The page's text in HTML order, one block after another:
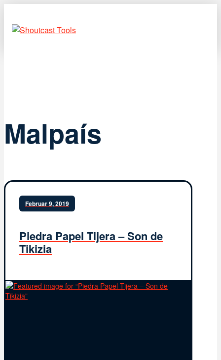
Malpaís
Februar 9, 2019
Piedra Papel Tijera – Son de
Tikizia